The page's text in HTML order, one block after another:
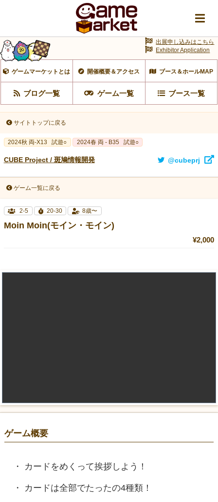
ゲームマーケットとは 開催概要＆アクセス ブース＆ホールMAP
ブログ一覧 ゲーム一覧 ブース一覧
出展申し込みはこちら
Exhibitor Application
サイトトップに戻る
2024秋 両-X13 試遊○ 2024春 両 - B35 試遊○
CUBE Project / 斑鳩情報開発 @cubeprj
ゲーム一覧に戻る
2-5 20-30 8歳〜
Moin Moin(モイン・モイン)
¥2,000
ゲーム概要
カードをめくって挨拶しよう！
カードは全部でたったの4種類！